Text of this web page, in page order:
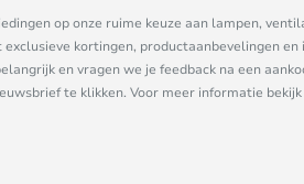
op onze ruime keuze aan lampen,
kortingen, productaanbevelingen
en vragen we je feedback na een
te klikken. Voor meer informatie bekijk